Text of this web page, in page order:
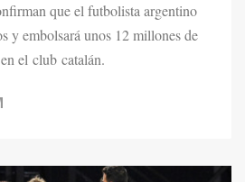
que el futbolista argentino
y embolsará unos 12 millones de
el club catalán.